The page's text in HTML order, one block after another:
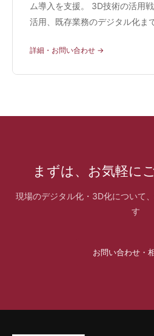
ム導入を支援。 3D技術の活用
活用、既存業務のデジタル化ま
詳細・お問い合わせ →
まずは、お気軽に
現場のデジタル化・3D化について
す
お問い合わせ・